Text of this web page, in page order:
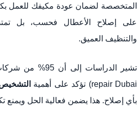
المتخصصة لضمان عودة مكيفك للعمل
على إصلاح الأعطال فحسب، بل تمتد
والتنظيف العميق.
تشير الدراسات إلى أن 95% من شركات
repair Dubai) تؤكد على أهمية
بأي إصلاح. هذا يضمن فعالية الحل ويمنع